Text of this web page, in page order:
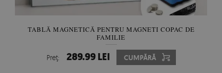
TABLĂ MAGNETICĂ PENTRU MAGNETI COPAC DE
FAMILIE
Preţ: 289.99 LEI CUMPĂRĂ